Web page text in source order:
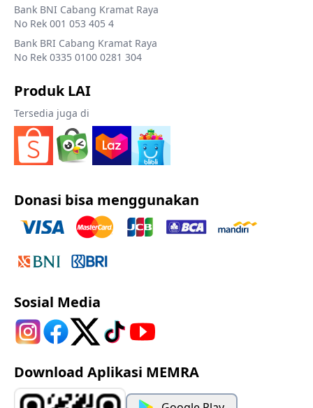
Bank BNI Cabang Kramat Raya
No Rek 001 053 405 4
Bank BRI Cabang Kramat Raya
No Rek 0335 0100 0281 304
Produk LAI
Tersedia juga di
Donasi bisa menggunakan
Sosial Media
Download Aplikasi MEMRA